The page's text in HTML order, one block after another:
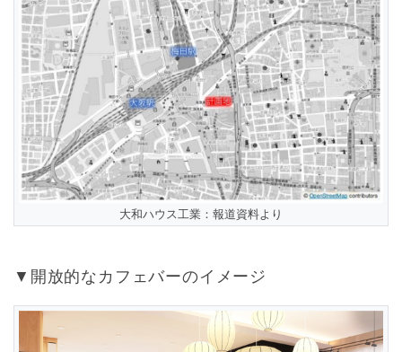
大和ハウス工業：報道資料より
▼開放的なカフェバーのイメージ